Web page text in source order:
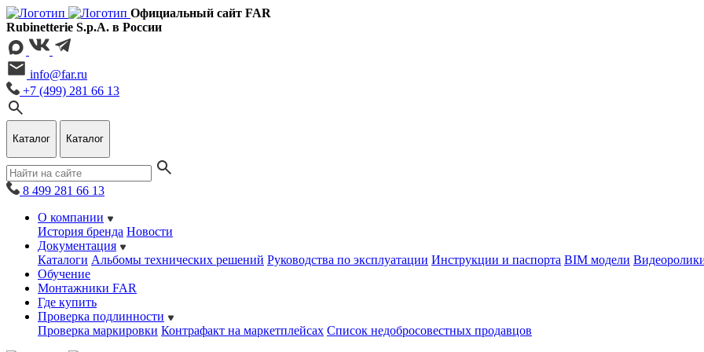
Официальный сайт FAR
Rubinetterie S.p.A. в России
info@far.ru
+7 (499) 281 66 13
Каталог Каталог
8 499 281 66 13
О компании
История бренда Новости
Документация
Каталоги Альбомы технических решений Руководства по эксплуатации Инструкции и паспорта BIM модели
Обучение
Монтажники FAR
Где купить
Проверка подлинности
Проверка маркировки Контрафакт на маркетплейсах Cписок недобросовестных продавцов